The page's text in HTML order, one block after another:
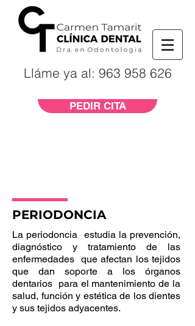
Lláme ya al: 963 958 626
PEDIR CITA
PERIODONCIA
La periodoncia estudia la prevención,
diagnóstico y tratamiento de las
enfermedades que afectan los tejidos
que dan soporte a los órganos
dentarios para el mantenimiento de la
salud, función y estética de los dientes
y sus tejidos adyacentes.